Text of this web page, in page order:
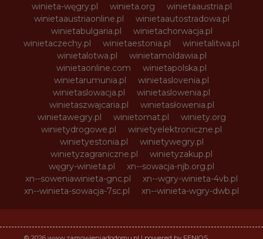
winieta-węgry.pl
winieta.org
winietaaustria.pl
winietaaustriaonline.pl
winietaautostradowa.pl
winietabulgaria.pl
winietachorwacja.pl
winietaczechy.pl
winietaestonia.pl
winietalitwa.pl
winietalotwa.pl
winietamoldawia.pl
winietaonline.com
winietapolska.pl
winietarumunia.pl
winietaslovenia.pl
winietaslowacja.pl
winietaslowenia.pl
winietaszwajcaria.pl
winietasłowenia.pl
winietawegry.pl
winietomat.pl
winiety.org
winietydrogowe.pl
winietyelektroniczne.pl
winietyestonia.pl
winietywegry.pl
winietyzagraniczne.pl
winietyzakup.pl
węgry-winieta.pl
xn--sowacja-njb.org.pl
xn--soweniawinieta-gnc.pl
xn--wgry-winieta-4vb.pl
xn--winieta-sowacja-7sc.pl
xn--winieta-wgry-dwb.pl